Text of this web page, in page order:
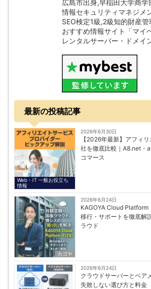
広島市出身,早稲田大学商学
情報セキュリティマネジメ
SEO検定1級,2級知的財産
おすすめ情報サイト「マイ
レンタルサーバー・ドメイ
最新の投稿記事
Web・IT 一般お役立ち
情報
2026年6月30日
【2026年最新】アフィ
社を徹底比較｜A8.net・
コマース
カゴヤ
2026年6月24日
KAGOYA Cloud Platform
移行・サポートを徹底解
ラウド
2026年6月24日
クラウドサーバーとベア
失敗しない選び方と料金